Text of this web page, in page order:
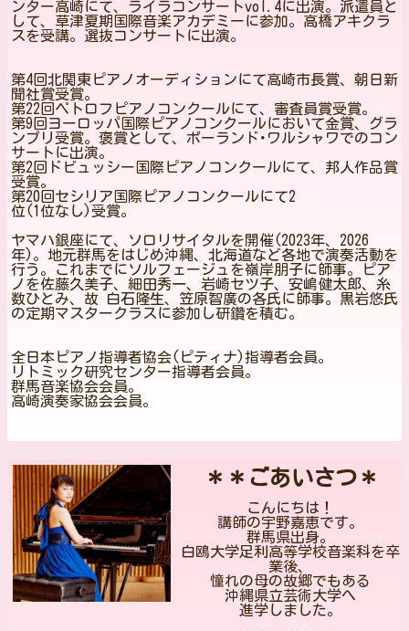
ンター高崎にて、ライラコンサートvol.4に出演。派遣員と
して、草津夏期国際音楽アカデミーに参加。高橋アキクラ
スを受講。選抜コンサートに出演。
第4回北関東ピアノオーディションにて高崎市長賞、朝日新
聞社賞受賞。
第22回ペトロフピアノコンクールにて、審査員賞受賞。
第9回ヨーロッパ国際ピアノコンクールにおいて金賞、グラ
ンプリ受賞。褒賞として、ポーランド･ワルシャワでのコン
サートに出演。
第2回ドビュッシー国際ピアノコンクールにて、邦人作品賞
受賞。
第20回セシリア国際ピアノコンクールにて2
位(1位なし)受賞。
ヤマハ銀座にて、ソロリサイタルを開催(2023年、2026
年)。地元群馬をはじめ沖縄、北海道など各地で演奏活動を
行う。これまでにソルフェージュを嶺岸朋子に師事。ピア
ノを佐藤久美子、細田秀一、岩崎セツ子、安嶋健太郎、糸
数ひとみ、故 白石隆生、笠原智廣の各氏に師事。黒岩悠氏
の定期マスタークラスに参加し研鑽を積む。
全日本ピアノ指導者協会(ピティナ)指導者会員。
リトミック研究センター指導者会員。
群馬音楽協会会員。
高崎演奏家協会会員。
＊＊ごあいさつ＊
こんにちは！
講師の宇野嘉恵です。
群馬県出身。
白鴎大学足利高等学校音楽科を卒
業後、
憧れの母の故郷でもある
沖縄県立芸術大学へ
進学しました。